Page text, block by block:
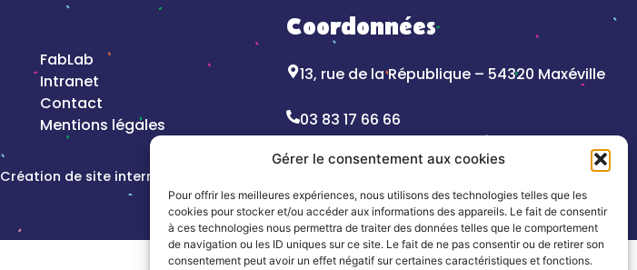
Gérer le consentement aux cookies
Pour offrir les meilleures expériences, nous utilisons des technologies telles que les
cookies pour stocker et/ou accéder aux informations des appareils. Le fait de consentir
à ces technologies nous permettra de traiter des données telles que le comportement
de navigation ou les ID uniques sur ce site. Le fait de ne pas consentir ou de retirer son
consentement peut avoir un effet négatif sur certaines caractéristiques et fonctions.
FabLab
Intranet
Contact
Mentions légales
Création de site internet, Keole &
Coordonnées
13, rue de la République – 54320 Maxéville
03 83 17 66 66
contact@jbthiery.asso.fr